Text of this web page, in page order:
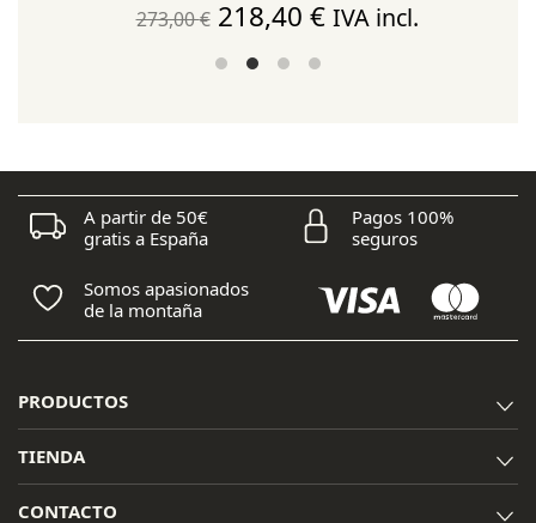
273,00€ El
precio
273,00 €.
218,40 €El
218,40 €.
IVA incl.
A partir de 50€
gratis a España
Pagos 100%
seguros
Somos apasionados
de la montaña
PRODUCTOS
TIENDA
CONTACTO